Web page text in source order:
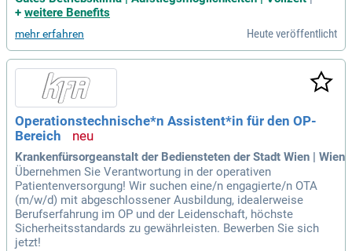
+ weitere Benefits
mehr erfahren Heute veröffentlicht
Operationstechnische*n Assistent*in für den OP-
Bereich
Krankenfürsorgeanstalt der Bediensteten der Stadt Wien | Wien
Übernehmen Sie Verantwortung in der operativen
Patientenversorgung! Wir suchen eine/n engagierte/n OTA
(m/w/d) mit abgeschlossener Ausbildung, idealerweise
Berufserfahrung im OP und der Leidenschaft, höchste
Sicherheitsstandards zu gewährleisten. Bewerben Sie sich
jetzt!